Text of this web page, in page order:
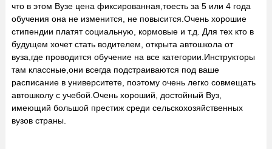
что в этом Вузе цена фиксированная,тоесть за 5 или 4 года
обучения она не изменится, не повысится.Очень хорошие
стипендии платят социальную, кормовые и т.д. Для тех кто в
будущем хочет стать водителем, открыта автошкола от
вуза,где проводится обучение на все категории.Инструкторы
там классные,они всегда подстраиваются под ваше
расписание в университете, поэтому очень легко совмещать
автошколу с учебой.Очень хороший, достойный Вуз,
имеющий большой престиж среди сельскохозяйственных
вузов страны.